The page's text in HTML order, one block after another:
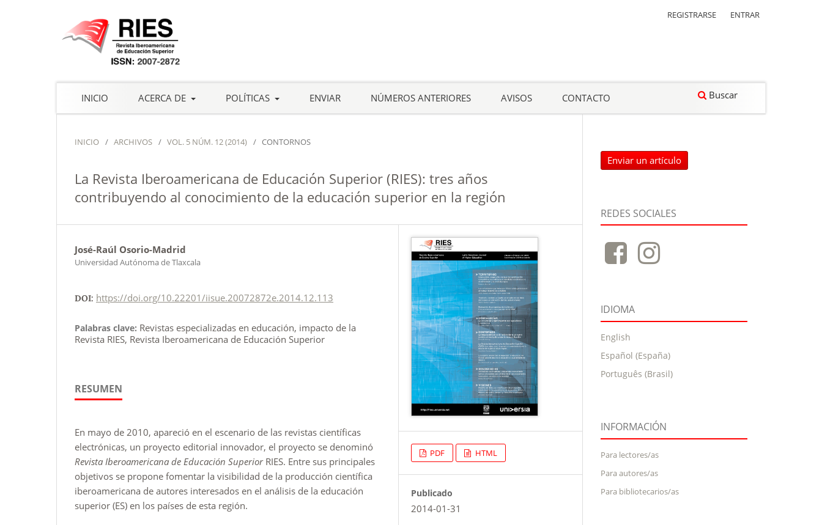
INICIO ACERCA DE POLÍTICAS ENVIAR NÚMEROS ANTERIORES AVISOS CONTACTO Buscar
REGISTRARSE ENTRAR
INICIO / ARCHIVOS / VOL. 5 NÚM. 12 (2014) / CONTORNOS
La Revista Iberoamericana de Educación Superior (RIES): tres años
contribuyendo al conocimiento de la educación superior en la región
José-Raúl Osorio-Madrid
Universidad Autónoma de Tlaxcala
DOI: https://doi.org/10.22201/iisue.20072872e.2014.12.113
Palabras clave: Revistas especializadas en educación, impacto de la
Revista RIES, Revista Iberoamericana de Educación Superior
RESUMEN
En mayo de 2010, apareció en el escenario de las revistas científicas
electrónicas, un proyecto editorial innovador, el proyecto se denominó
Revista Iberoamericana de Educación Superior RIES. Entre sus principales
objetivos se propone fomentar la visibilidad de la producción científica
iberoamericana de autores interesados en el análisis de la educación
superior (ES) en los países de esta región.
PDF HTML
Publicado
2014-01-31
Enviar un artículo
REDES SOCIALES
IDIOMA
English
Español (España)
Português (Brasil)
INFORMACIÓN
Para lectores/as
Para autores/as
Para bibliotecarios/as